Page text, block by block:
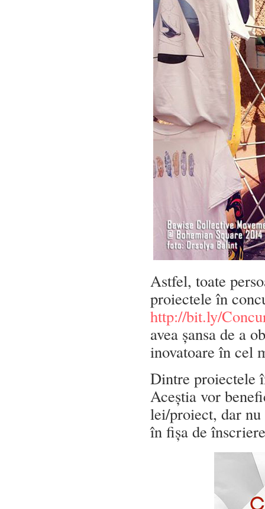
Astfel, toate
proiectele în
http://bit.ly/
avea șansa de a
inovatoare în cel
Dintre proiectele
Aceștia vor
lei/proiect, dar
în fișa de